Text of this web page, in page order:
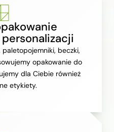
beczki,
opakowanie do
dla Ciebie również
etykiety.